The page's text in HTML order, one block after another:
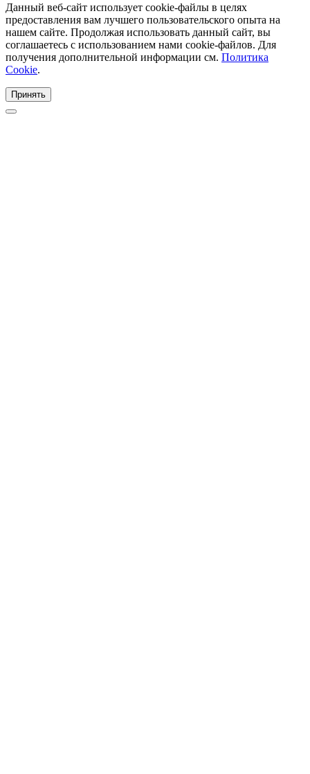
Данный веб-сайт использует cookie-файлы в целях
предоставления вам лучшего пользовательского опыта на
нашем сайте. Продолжая использовать данный сайт, вы
соглашаетесь с использованием нами cookie-файлов. Для
получения дополнительной информации см. Политика
Cookie.
Принять